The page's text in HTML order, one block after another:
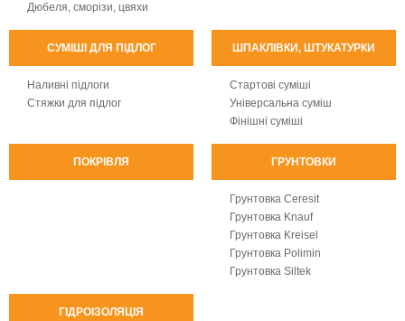
Дюбеля, сморізи, цвяхи
СУМІШІ ДЛЯ ПІДЛОГ
Наливні підлоги
Стяжки для підлог
ШПАКЛІВКИ, ШТУКАТУРКИ
Стартові суміші
Універсальна суміш
Фінішні суміші
ПОКРІВЛЯ ГРУНТОВКИ
Грунтовка Ceresit
Грунтовка Knauf
Грунтовка Kreisel
Грунтовка Polimin
Грунтовка Siltek
ГІДРОІЗОЛЯЦІЯ